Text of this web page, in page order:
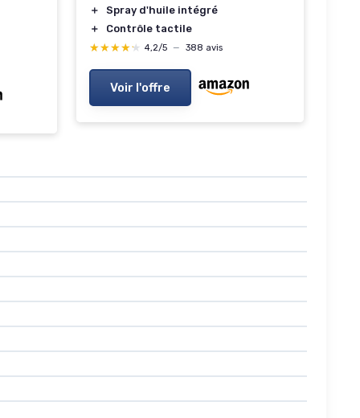
＋
Spray d'huile intégré
＋
Contrôle tactile
★★★★★
★★★★★ 4,2/5 — 388 avis
Voir l'offre